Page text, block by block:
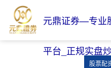
元鼎证券—专业
平台_正规实盘
股票配